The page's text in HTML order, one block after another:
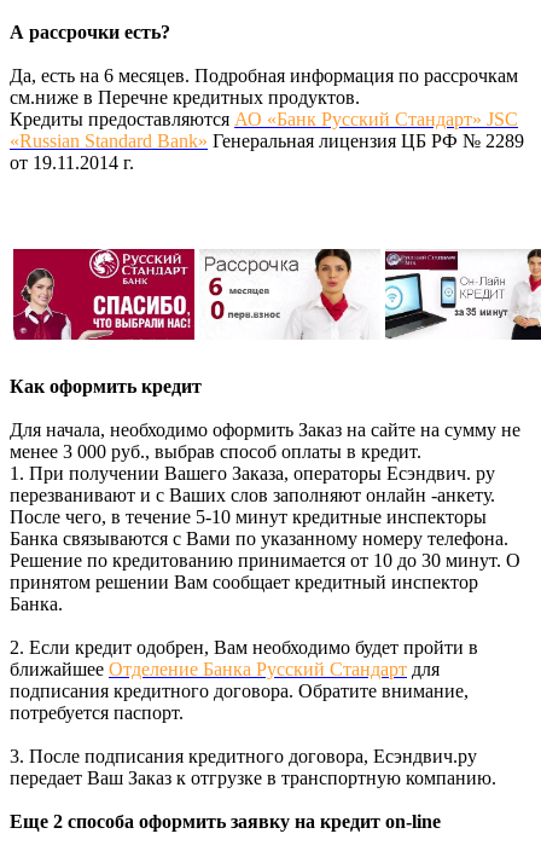
А рассрочки есть?
Да, есть на 6 месяцев. Подробная информация по рассрочкам
см.ниже в Перечне кредитных продуктов.
Кредиты предоставляются АО «Банк Русский Стандарт» JSC
«Russian Standard Bank» Генеральная лицензия ЦБ РФ № 2289
от 19.11.2014 г.
Как оформить кредит
Для начала, необходимо оформить Заказ на сайте на сумму не
менее 3 000 руб., выбрав способ оплаты в кредит.
1. При получении Вашего Заказа, операторы Есэндвич. ру
перезванивают и с Ваших слов заполняют онлайн -анкету.
После чего, в течение 5-10 минут кредитные инспекторы
Банка связываются с Вами по указанному номеру телефона.
Решение по кредитованию принимается от 10 до 30 минут. О
принятом решении Вам сообщает кредитный инспектор
Банка.
2. Если кредит одобрен, Вам необходимо будет пройти в
ближайшее Отделение Банка Русский Стандарт для
подписания кредитного договора. Обратите внимание,
потребуется паспорт.
3. После подписания кредитного договора, Есэндвич.ру
передает Ваш Заказ к отгрузке в транспортную компанию.
Еще 2 способа оформить заявку на кредит on-line